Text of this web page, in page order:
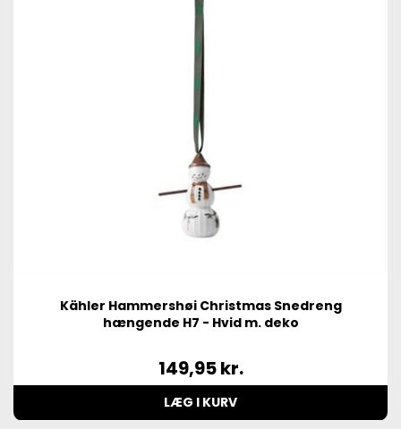
Kähler Hammershøi Christmas Snedreng
hængende H7 - Hvid m. deko
149,95kr.
LÆG I KURV